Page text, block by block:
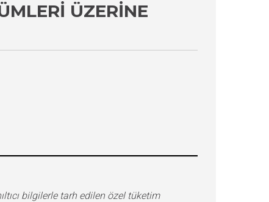
ÜZERINE
bilgilerle tarh edilen özel tüketim